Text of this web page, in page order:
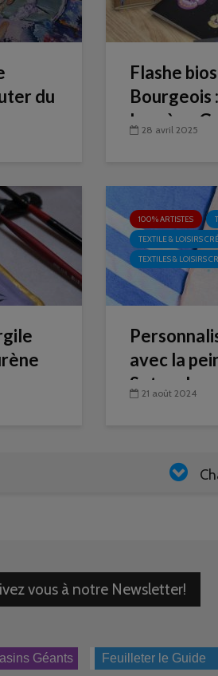
du
Flashe
Bourgeois
Laurène
28 avril 2025
100% ARTISTES
TEXTILE & LOISIRS
TEXTILES & LOISIRS
avec la
Setacolor
21 août 2024
vous à notre Newsletter!
Géants Feuilleter le Guide